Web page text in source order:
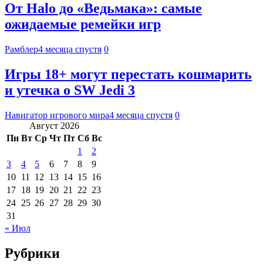
От Halo до «Ведьмака»: самые
ожидаемые ремейки игр
Рамблер4 месяца спустя 0
Игры 18+ могут перестать кошмарить
и утечка о SW Jedi 3
Навигатор игрового мира4 месяца спустя 0
Август 2026
Пн Вт Ср Чт Пт Сб Вс
1
2
3
4 5 6 7 8
9
10 11 12 13 14 15 16
17 18 19 20 21 22 23
24 25 26 27 28 29 30
31
« Июл
Рубрики